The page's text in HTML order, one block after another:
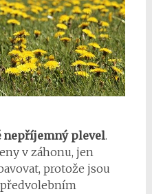
nepříjemný plevel.
v záhonu, jen
protože jsou